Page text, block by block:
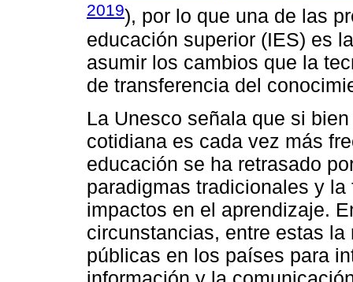
2019), por lo que una de las
educación superior (IES) es
asumir los cambios que la
de transferencia del
La Unesco señala que si
cotidiana es cada vez más
educación se ha retrasado
paradigmas tradicionales y
impactos en el aprendizaje.
circunstancias, entre estas
públicas en los países para